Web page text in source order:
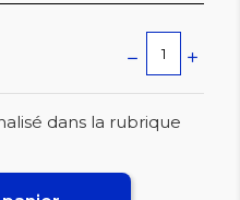
dans la rubrique